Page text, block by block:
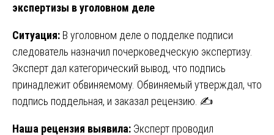
экспертизы в уголовном деле
Ситуация: В уголовном деле о подделке подписи
следователь назначил почерковедческую экспертизу.
Эксперт дал категорический вывод, что подпись
принадлежит обвиняемому. Обвиняемый утверждал, что
подпись поддельная, и заказал рецензию. ✍️
Наша рецензия выявила: Эксперт проводил